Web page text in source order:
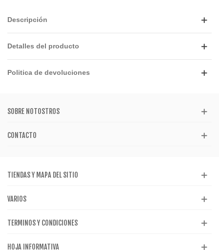
Descripción
Detalles del producto
Politica de devoluciones
SOBRE NOTOSTROS
CONTACTO
TIENDAS Y MAPA DEL SITIO
VARIOS
TERMINOS Y CONDICIONES
HOJA INFORMATIVA